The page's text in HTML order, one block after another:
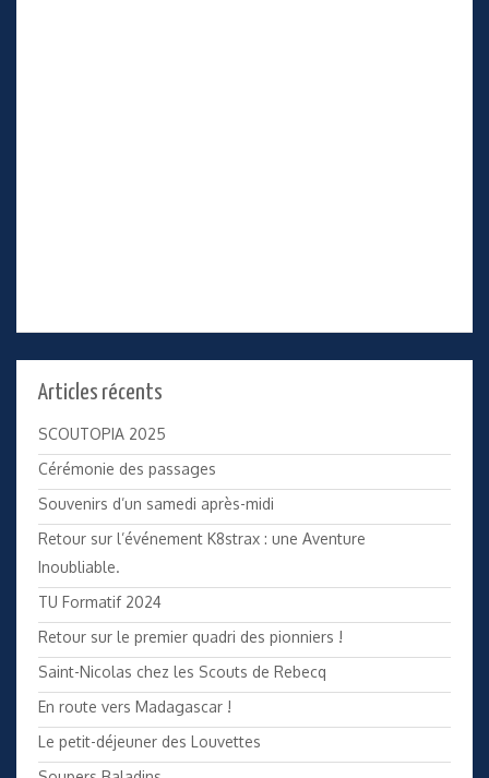
Articles récents
SCOUTOPIA 2025
Cérémonie des passages
Souvenirs d’un samedi après-midi
Retour sur l’événement K8strax : une Aventure
Inoubliable.
TU Formatif 2024
Retour sur le premier quadri des pionniers !
Saint-Nicolas chez les Scouts de Rebecq
En route vers Madagascar !
Le petit-déjeuner des Louvettes